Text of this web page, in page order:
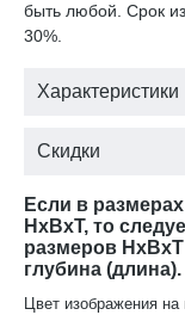
быть любой. Срок
30%.
Характеристики
Скидки
Если в
HxBxT, то
размеров
глубина (длина).
Цвет изображения на